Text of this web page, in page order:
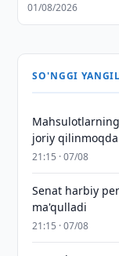
01/08/2026
SO'NGGI
joriy qilinmoqda
21:15 · 07/08
Senat harbiy
ma'qulladi
21:15 · 07/08